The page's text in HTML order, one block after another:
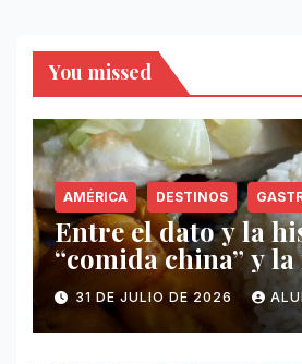
You missed
AMÉRICA DESTINOS
Entre el dato y la
“comida china” y
invisible en Puerto
31 DE JULIO DE 2026